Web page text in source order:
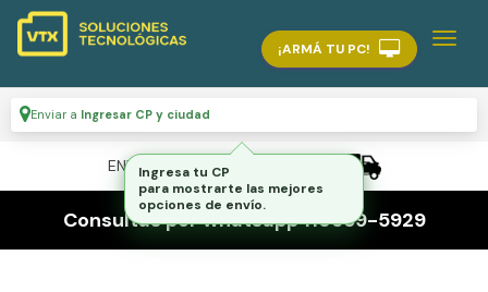
¡ARMÁ TU PC!
Enviar a Ingresar CP y ciudad
ENVÍO GRATIS A TODO EL PAÍS
Consultas por whatsapp 116559-5929